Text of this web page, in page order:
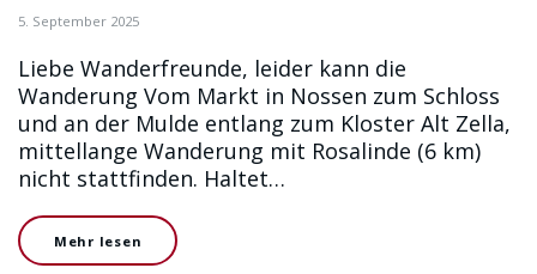
5. September 2025
Liebe Wanderfreunde, leider kann die
Wanderung Vom Markt in Nossen zum Schloss
und an der Mulde entlang zum Kloster Alt Zella,
mittellange Wanderung mit Rosalinde (6 km)
nicht stattfinden. Haltet…
Mehr lesen